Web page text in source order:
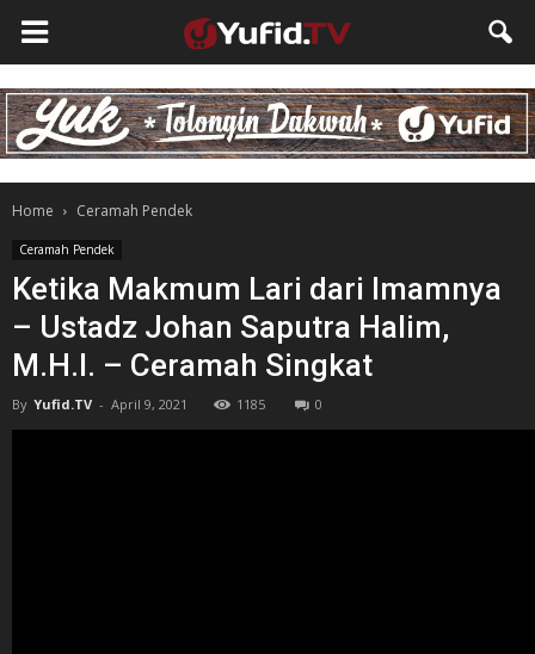
Home Ceramah Pendek
Ceramah Pendek
Ketika Makmum Lari dari Imamnya
– Ustadz Johan Saputra Halim,
M.H.I. – Ceramah Singkat
By Yufid.TV - April 9, 2021 1185 0